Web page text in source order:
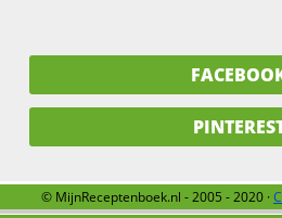
© MijnReceptenboek.nl - 2005 - 2020 ·